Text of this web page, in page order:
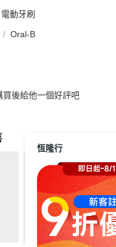
電動牙刷
Oral-B
後給他一個好評吧
恆隆行